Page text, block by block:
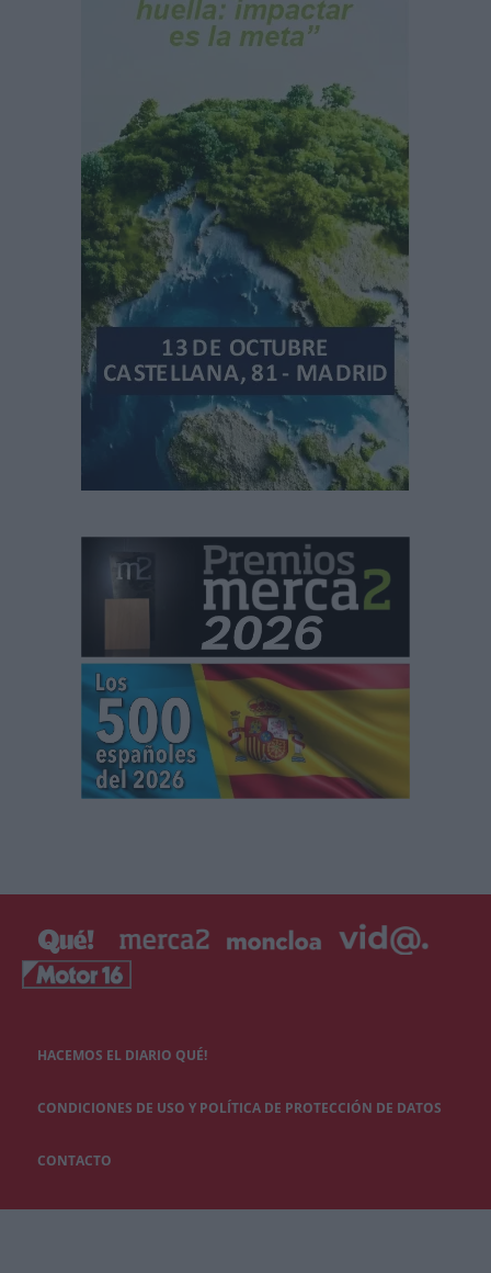
HACEMOS EL DIARIO QUÉ!
CONDICIONES DE USO Y POLÍTICA DE PROTECCIÓN DE DATOS
CONTACTO